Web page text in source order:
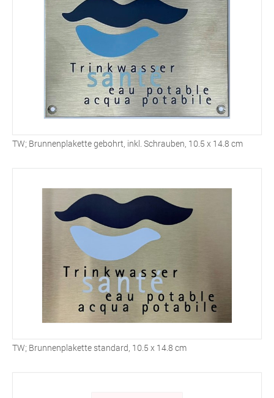
TW; Brunnenplakette gebohrt, inkl. Schrauben, 10.5 x 14.8 cm
TW; Brunnenplakette standard, 10.5 x 14.8 cm